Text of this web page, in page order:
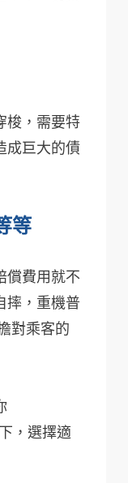
梭，需要特
成巨大的債
等
償費用就不
摔，重機普
對乘客的
，選擇適